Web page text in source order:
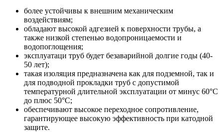
более устойчивы к внешним механическим
воздействиям;
обладают высокой адгезией к поверхности трубы, а
также низкой степенью водопроницаемости и
водопоглощения;
эксплуатаци труб будет безаварийной долгие годы (40-
50 лет);
такая изоляция предназначена как для подземной, так и
для подводной прокладки труб с допустимой
температурной длительной эксплуатации от минус 60°С
до плюс 50°С;
обеспечивают высокое переходное сопротивление,
гарантирующее высокую эффективность при катодной
защите.